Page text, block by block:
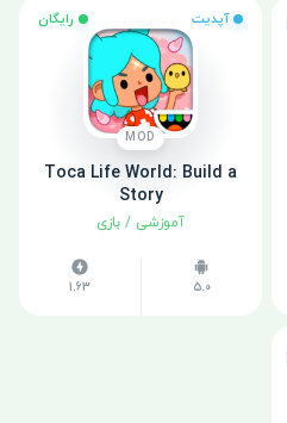
آپدیت رایگان
MOD
Toca Life World: Build a
Story
آموزشی / بازی
5.0
1.63